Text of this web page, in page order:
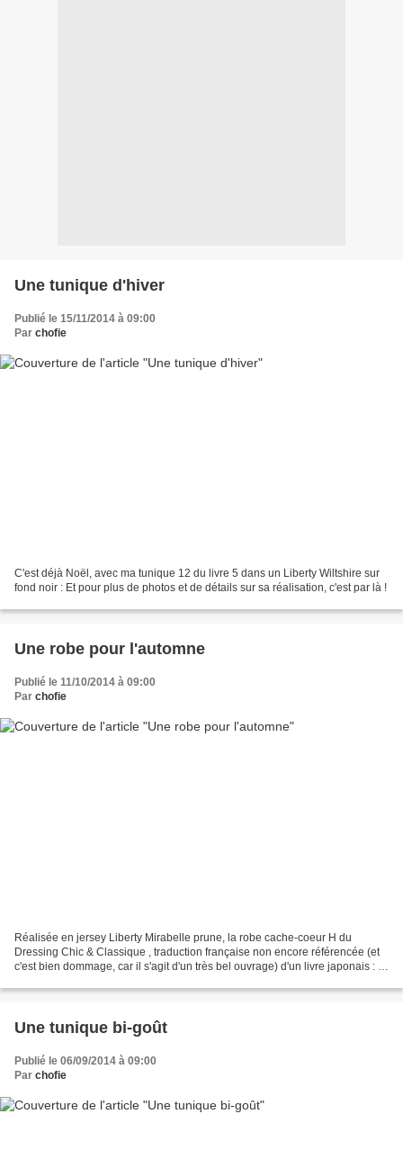
Une tunique d'hiver
Publié le 15/11/2014 à 09:00
Par chofie
C'est déjà Noël, avec ma tunique 12 du livre 5 dans un Liberty Wiltshire sur
fond noir : Et pour plus de photos et de détails sur sa réalisation, c'est par là !
Une robe pour l'automne
Publié le 11/10/2014 à 09:00
Par chofie
Réalisée en jersey Liberty Mirabelle prune, la robe cache-coeur H du
Dressing Chic & Classique , traduction française non encore référencée (et
c'est bien dommage, car il s'agit d'un très bel ouvrage) d'un livre japonais : Et
Une tunique bi-goût
Publié le 06/09/2014 à 09:00
Par chofie